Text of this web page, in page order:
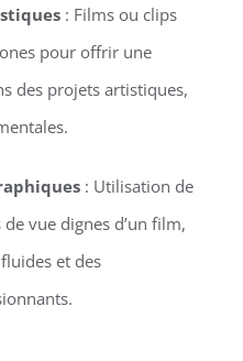
: Films ou clips
pour offrir une
des projets artistiques,
: Utilisation de
vue dignes d’un film,
et des